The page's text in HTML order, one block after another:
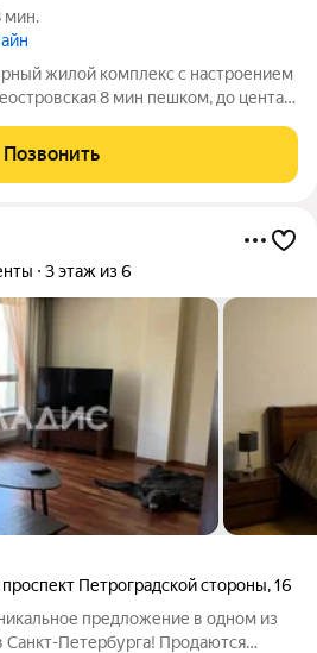
мин.
жилой комплекс с настроением
8 мин пешком, до цента
высокому статусу его
Позвонить
3 этаж из 6
Петроградской стороны,16
предложение в одном из
Санкт-Петербурга! Продаются